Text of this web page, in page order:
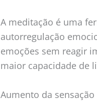
A meditação é uma
autorregulação
emoções sem reagir
maior capacidade de
Aumento da